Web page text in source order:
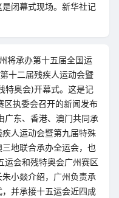
闭幕式现场。新华社记
将承办第十五届全国运
十二届残疾人运动会暨
特奥会)开幕式。这是记
区执委会召开的新闻发布
广东、香港、澳门共同承
人运动会暨第九届特殊
地联合承办全运会，也
运会和残特奥会广州赛区
小燚介绍，广州负责承
并承接十五运会近四成